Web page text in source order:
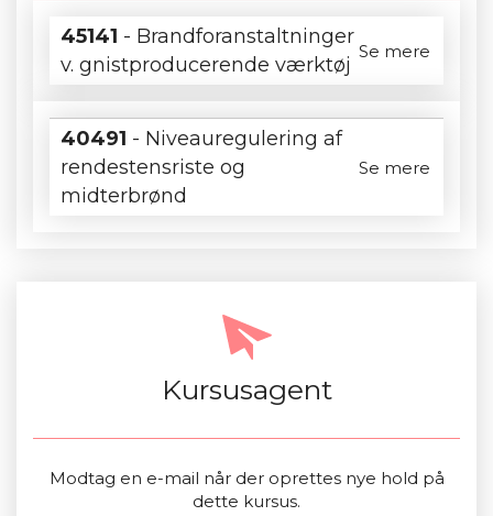
45141 - Brandforanstaltninger
v. gnistproducerende værktøj
Se mere
40491 - Niveauregulering af
rendestensriste og
midterbrønd
Se mere
Kursusagent
Modtag en e-mail når der oprettes nye hold på
dette kursus.